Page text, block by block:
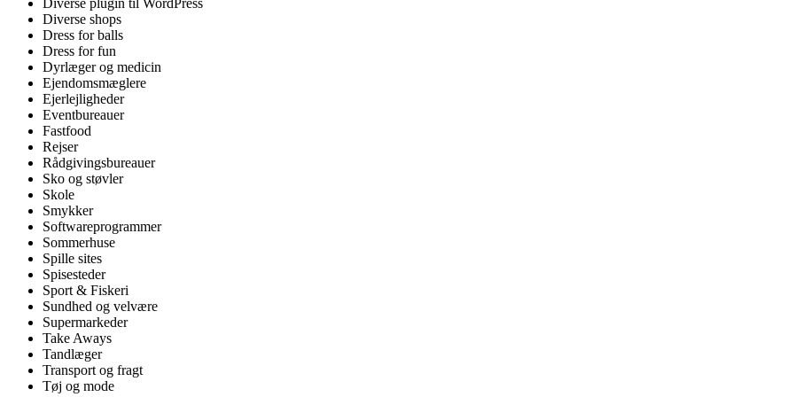
Diverse plugin til WordPress
Diverse shops
Dress for balls
Dress for fun
Dyrlæger og medicin
Ejendomsmæglere
Ejerlejligheder
Eventbureauer
Fastfood
Rejser
Rådgivingsbureauer
Sko og støvler
Skole
Smykker
Softwareprogrammer
Sommerhuse
Spille sites
Spisesteder
Sport & Fiskeri
Sundhed og velvære
Supermarkeder
Take Aways
Tandlæger
Transport og fragt
Tøj og mode